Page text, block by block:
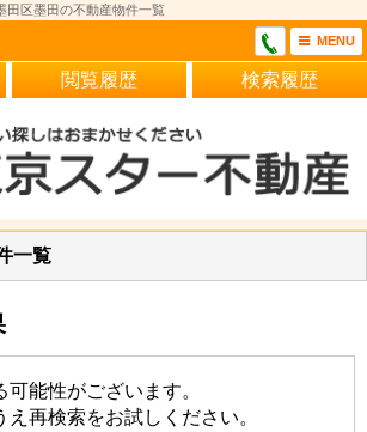
田区墨田の不動産物件一覧
MENU
閲覧履歴 検索履歴
一覧
能性がございます。
再検索をお試しください。